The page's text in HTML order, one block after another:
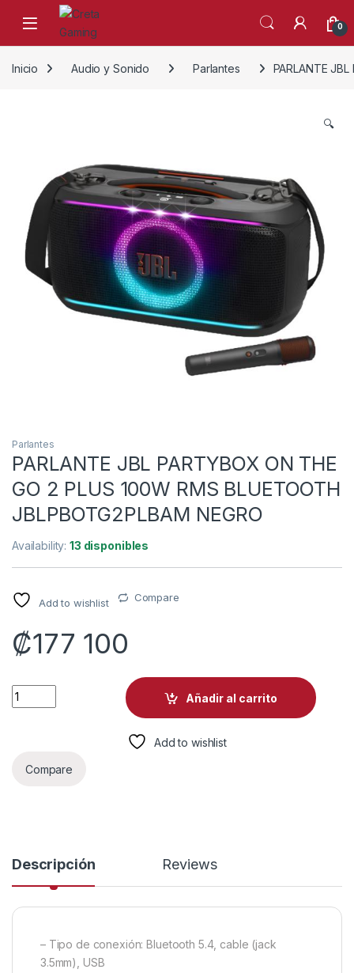
Skip to navigation
Skip to content
0
Inicio Audio y Sonido Parlantes PARLANTE
🔍
Parlantes
PARLANTE JBL PARTYBOX ON THE
GO 2 PLUS 100W RMS BLUETOOTH
JBLPBOTG2PLBAM NEGRO
Availability:13 disponibles
Add to wishlist Compare
₡177 100
PARLANTE JBL PARTYBOX ON THE GO 2 PLUS 100W RMS
Añadir al carrito
Add to wishlist
Compare
Descripción Reviews
– Tipo de conexión: Bluetooth 5.4, cable (jack
3.5mm), USB